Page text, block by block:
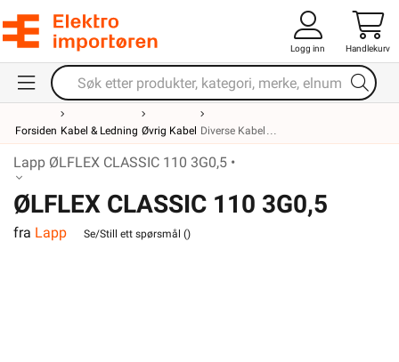
Logg inn Handlekurv
Forsiden Kabel & Ledning Øvrig Kabel Diverse Kabel
Lapp ØLFLEX CLASSIC 110 3G0,5 •
ØLFLEX CLASSIC 110 3G0,5
fra Lapp Se/Still ett spørsmål ()